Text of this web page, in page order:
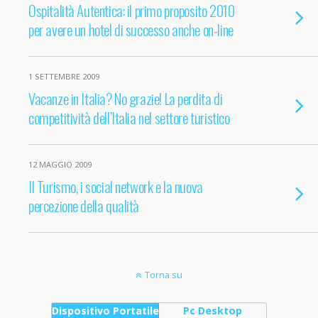
Ospitalità Autentica: il primo proposito 2010
per avere un hotel di successo anche on-line
1 SETTEMBRE 2009
Vacanze in Italia? No grazie! La perdita di
competitività dell’Italia nel settore turistico
12 MAGGIO 2009
Il Turismo, i social network e la nuova
percezione della qualità
Torna su
Dispositivo Portatile Pc Desktop